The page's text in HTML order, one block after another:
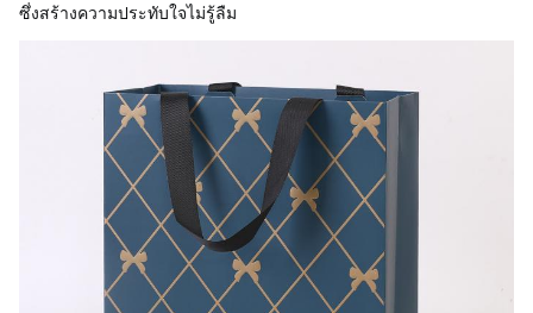
ซึ่งสร้างความประทับใจไม่รู้ลืม